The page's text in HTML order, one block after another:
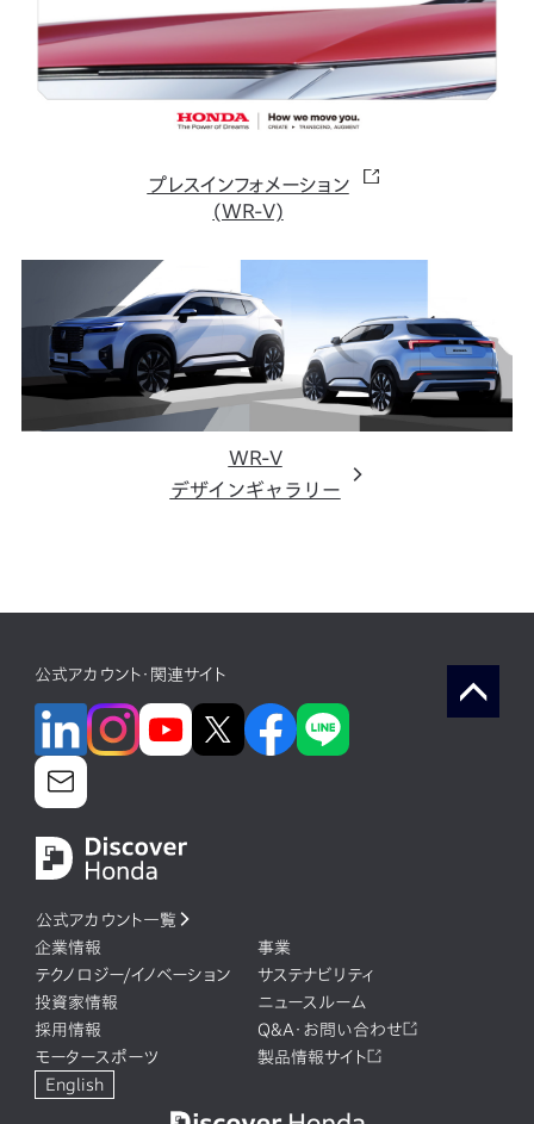
プレスインフォメーション
(WR-V)
WR-V
デザインギャラリー
公式アカウント・関連サイト
公式アカウント一覧
企業情報
事業
テクノロジー/イノベーション
サステナビリティ
投資家情報
ニュースルーム
採用情報
Q&A・お問い合わせ
モータースポーツ
製品情報サイト
English